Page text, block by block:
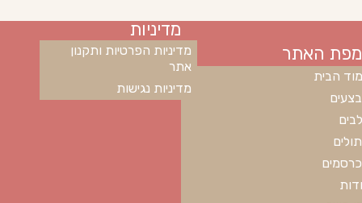
מפת האתר
הבית
מדיניות
מדיניות הפרטיות ותקנון
אתר
מדיניות נגישות